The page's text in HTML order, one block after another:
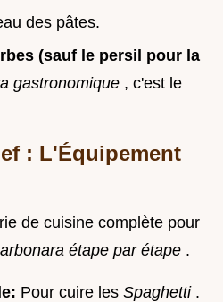
des pâtes.
(sauf le persil pour la
gastronomique , c'est le
: L'Équipement
de cuisine complète pour
étape par étape .
Pour cuire les Spaghetti .